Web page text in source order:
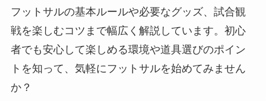
フットサルの基本ルールや必要なグッズ、試合観
戦を楽しむコツまで幅広く解説しています。初心
者でも安心して楽しめる環境や道具選びのポイン
トを知って、気軽にフットサルを始めてみません
か？